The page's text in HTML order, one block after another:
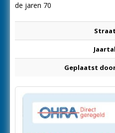
de jaren 70
Straat
Jaartal
Geplaatst